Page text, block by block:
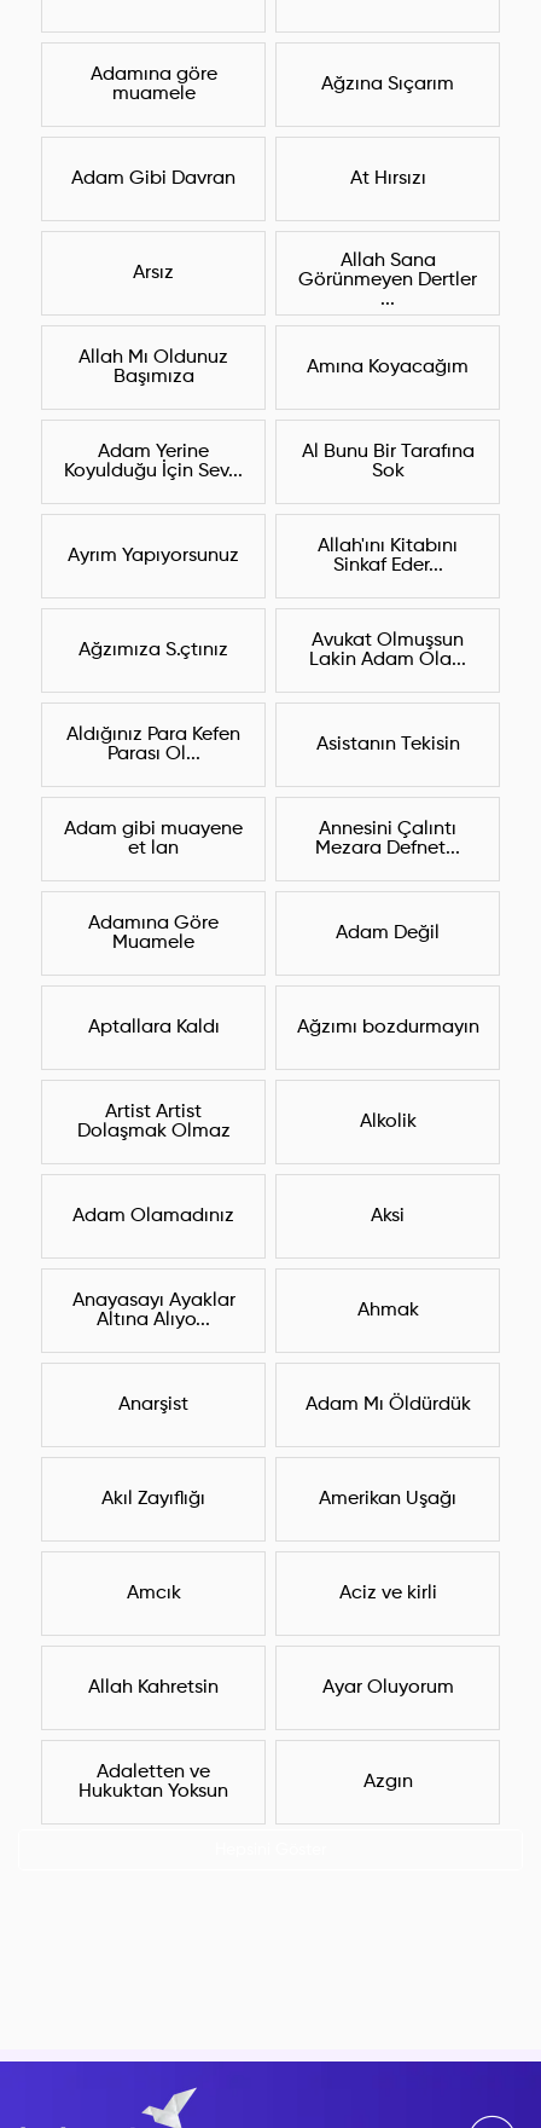
Adamına göre
muamele
Ağzına Sıçarım
Adam Gibi Davran At Hırsızı
Arsız
Allah Sana
Görünmeyen Dertler
...
Allah Mı Oldunuz
Başımıza
Amına Koyacağım
Adam Yerine
Koyulduğu İçin Sev...
Al Bunu Bir Tarafına
Sok
Ayrım Yapıyorsunuz
Allah'ını Kitabını
Sinkaf Eder...
Ağzımıza S.çtınız
Avukat Olmuşsun
Lakin Adam Ola...
Aldığınız Para Kefen
Parası Ol...
Asistanın Tekisin
Adam gibi muayene
et lan
Annesini Çalıntı
Mezara Defnet...
Adamına Göre
Muamele
Adam Değil
Aptallara Kaldı Ağzımı bozdurmayın
Artist Artist
Dolaşmak Olmaz
Alkolik
Adam Olamadınız Aksi
Anayasayı Ayaklar
Altına Alıyo...
Ahmak
Anarşist Adam Mı Öldürdük
Akıl Zayıflığı Amerikan Uşağı
Amcık Aciz ve kirli
Allah Kahretsin Ayar Oluyorum
Adaletten ve
Hukuktan Yoksun
Azgın